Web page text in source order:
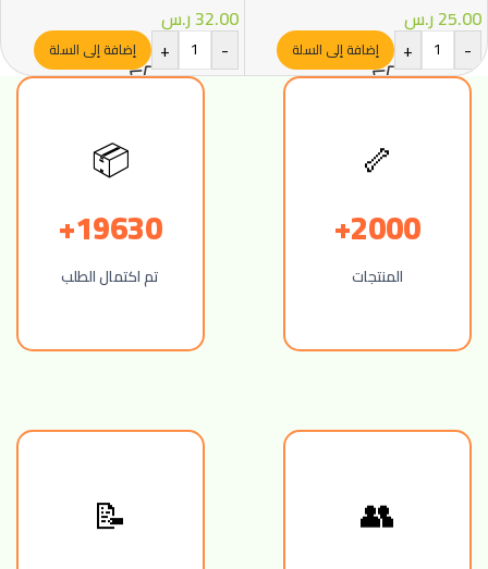
25.00ر.س
-
+ إضافة إلى السلة
32.00ر.س
-
+ إضافة إلى السلة
🦴
2000+
المنتجات
📦
19630+
تم اكتمال الطلب
👥
📝